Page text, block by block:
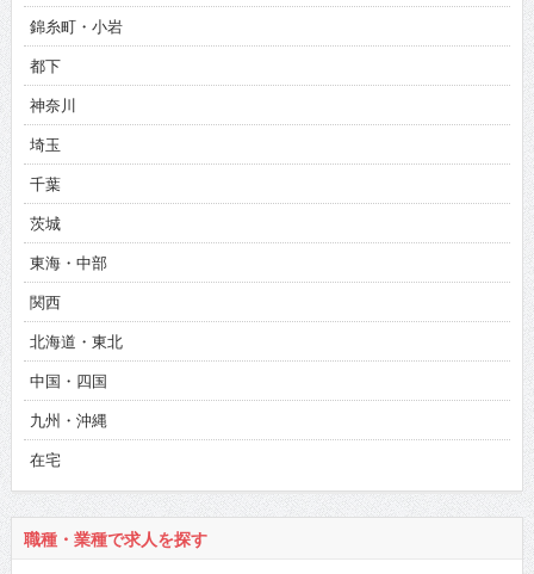
錦糸町・小岩
都下
神奈川
埼玉
千葉
茨城
東海・中部
関西
北海道・東北
中国・四国
九州・沖縄
在宅
職種・業種で求人を探す